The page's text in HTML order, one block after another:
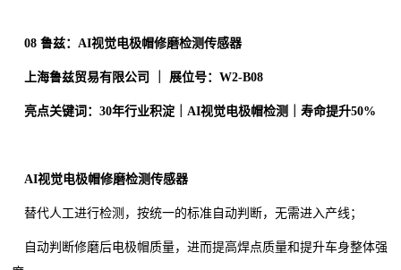
08 鲁兹：AI视觉电极帽修磨检测传感器
上海鲁兹贸易有限公司 ｜ 展位号：W2-B08
亮点关键词：30年行业积淀｜AI视觉电极帽检测｜寿命提升50%
AI视觉电极帽修磨检测传感器
替代人工进行检测，按统一的标准自动判断，无需进入产线；
自动判断修磨后电极帽质量，进而提高焊点质量和提升车身整体强